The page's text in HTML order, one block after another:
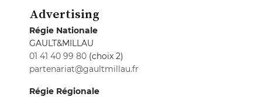
Advertising
Régie Nationale
GAULT&MILLAU
01 41 40 99 80 (choix 2)
partenariat@gaultmillau.fr
Régie Régionale